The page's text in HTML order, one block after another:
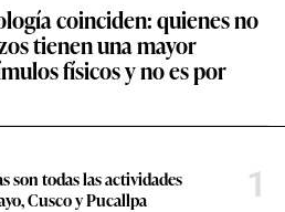
coinciden: quienes no
tienen una mayor
físicos y no es por
son todas las actividades
Cusco y Pucallpa
1